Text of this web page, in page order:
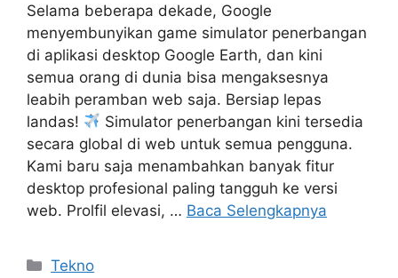
Selama beberapa dekade, Google
menyembunyikan game simulator penerbangan
di aplikasi desktop Google Earth, dan kini
semua orang di dunia bisa mengaksesnya
leabih peramban web saja. Bersiap lepas
landas!
Simulator penerbangan kini tersedia
secara global di web untuk semua pengguna.
Kami baru saja menambahkan banyak fitur
desktop profesional paling tangguh ke versi
web. Prolfil elevasi, … Baca Selengkapnya
Kategori
Tekno